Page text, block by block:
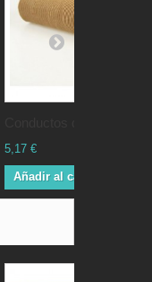
5,17 €
Añadir al carrito